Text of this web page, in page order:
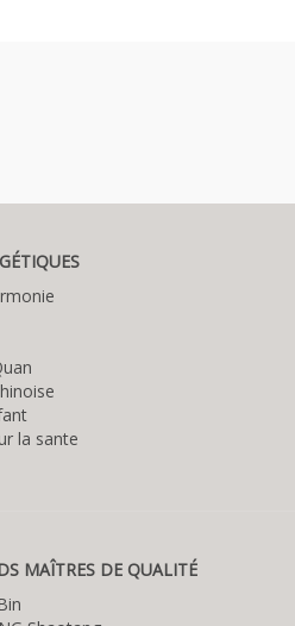
la sante
MAÎTRES DE QUALITÉ